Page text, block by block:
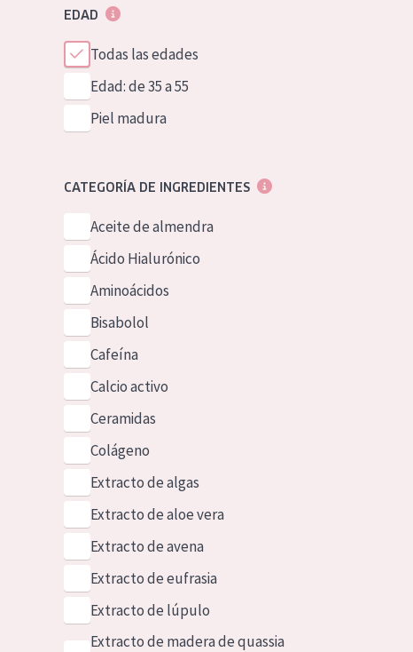
EDAD
Todas las edades
Edad: de 35 a 55
Piel madura
CATEGORÍA DE INGREDIENTES
Aceite de almendra
Ácido Hialurónico
Aminoácidos
Bisabolol
Cafeína
Calcio activo
Ceramidas
Colágeno
Extracto de algas
Extracto de aloe vera
Extracto de avena
Extracto de eufrasia
Extracto de lúpulo
Extracto de madera de quassia